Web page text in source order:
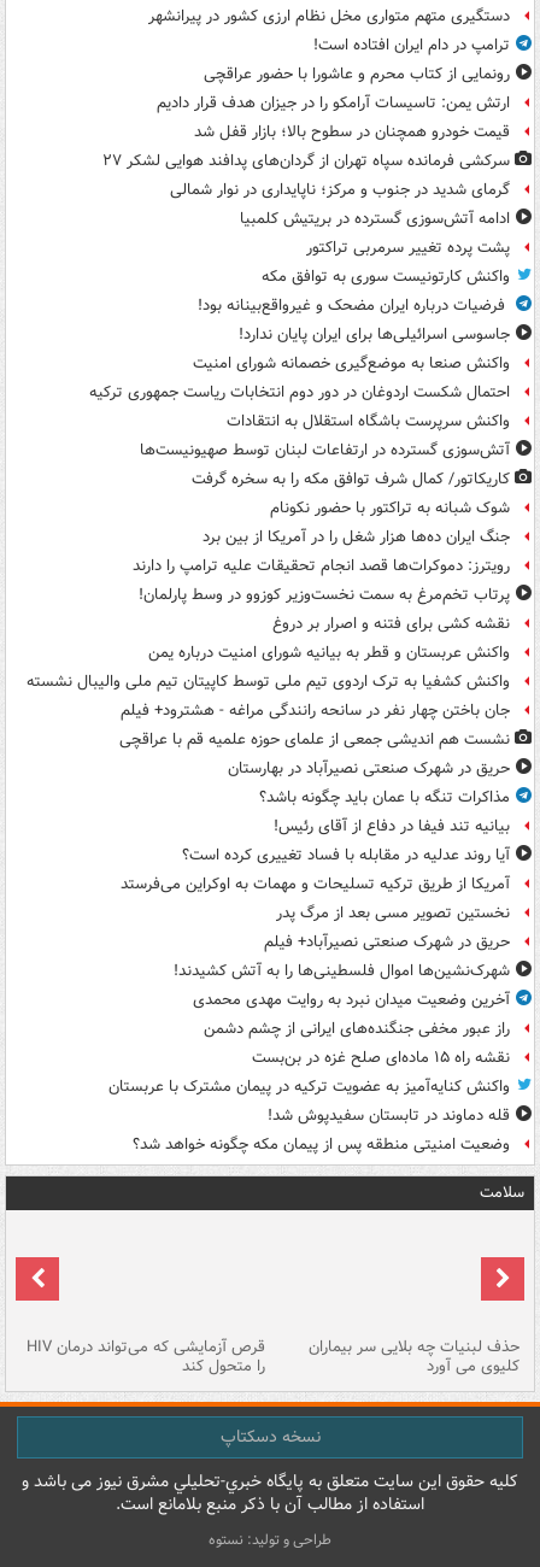
دستگیری متهم متواری مخل نظام ارزی کشور در پیرانشهر
ترامپ در دام ایران افتاده است!
رونمایی از کتاب محرم و عاشورا با حضور عراقچی
ارتش یمن: تاسیسات آرامکو را در جیزان هدف قرار دادیم
قیمت خودرو همچنان در سطوح بالا؛ بازار قفل شد
سرکشی فرمانده سپاه تهران از گردان‌های پدافند هوایی لشکر ۲۷
گرمای شدید در جنوب و مرکز؛ ناپایداری در نوار شمالی
ادامه آتش‌سوزی گسترده در بریتیش کلمبیا
پشت پرده تغییر سرمربی تراکتور
واکنش کارتونیست سوری به توافق مکه
فرضیات درباره ایران مضحک و غیرواقع‌بینانه بود!
جاسوسی اسرائیلی‌ها برای ایران پایان ندارد!
واکنش صنعا به موضع‌گیری خصمانه شورای امنیت
احتمال شکست اردوغان در دور دوم انتخابات ریاست جمهوری ترکیه
واکنش سرپرست باشگاه استقلال به انتقادات
آتش‌سوزی گسترده در ارتفاعات لبنان توسط صهیونیست‌ها
کاریکاتور/ کمال شرف توافق مکه را به سخره گرفت
شوک شبانه به تراکتور با حضور نکونام
جنگ ایران ده‌ها هزار شغل را در آمریکا از بین برد
رویترز: دموکرات‌ها قصد انجام تحقیقات علیه ترامپ را دارند
پرتاب تخم‌مرغ به سمت نخست‌وزیر کوزوو در وسط پارلمان!
نقشه کشی برای فتنه و اصرار بر دروغ
واکنش عربستان و قطر به بیانیه شورای امنیت درباره یمن
واکنش کشفیا به ترک اردوی تیم ملی توسط کاپیتان تیم ملی والیبال نشسته
جان باختن چهار نفر در سانحه رانندگی مراغه - هشترود+ فیلم
نشست هم اندیشی جمعی از علمای حوزه علمیه قم با عراقچی
حریق در شهرک صنعتی نصیرآباد در بهارستان
مذاکرات تنگه با عمان باید چگونه باشد؟
بیانیه تند فیفا در دفاع از آقای رئیس!
آیا روند عدلیه در مقابله با فساد تغییری کرده است؟
آمریکا از طریق ترکیه تسلیحات و مهمات به اوکراین می‌فرستد
نخستین تصویر مسی بعد از مرگ پدر
حریق در شهرک صنعتی نصیرآباد+ فیلم
شهرک‌نشین‌ها اموال فلسطینی‌ها را به آتش کشیدند!
آخرین وضعیت میدان نبرد به روایت مهدی محمدی
راز عبور مخفی جنگنده‌های ایرانی از چشم دشمن
نقشه راه ۱۵ ماده‌ای صلح غزه در بن‌بست
واکنش کنایه‌آمیز به عضویت ترکیه در پیمان مشترک با عربستان
قله دماوند در تابستان سفیدپوش شد!
وضعیت امنیتی منطقه پس از پیمان مکه چگونه خواهد شد؟
سلامت
حذف لبنیات چه بلایی سر بیماران
کلیوی می آورد
قرص آزمایشی که می‌تواند درمان HIV
را متحول کند
نسخه دسکتاپ
کليه حقوق اين سايت متعلق به پایگاه خبري-تحليلي مشرق نيوز می باشد و
استفاده از مطالب آن با ذکر منبع بلامانع است.
طراحی و تولید: نستوه